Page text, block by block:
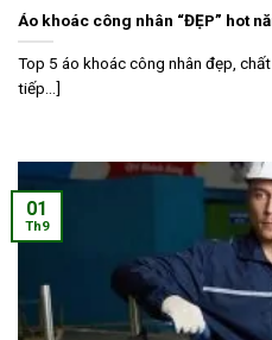
Áo khoác công nhân “ĐẸP” hot
Top 5 áo khoác công nhân đẹp,
tiếp...]
01
Th9